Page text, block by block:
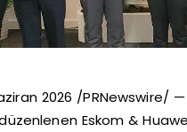
2026 /
Eskom &